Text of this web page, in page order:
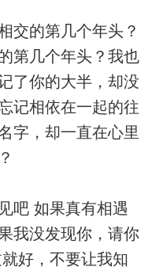
的第几个年头？
第几个年头？我也
了你的大半，却没
记相依在一起的往
字，却一直在心里
如果真有相遇
我没发现你，请你
好，不要让我知